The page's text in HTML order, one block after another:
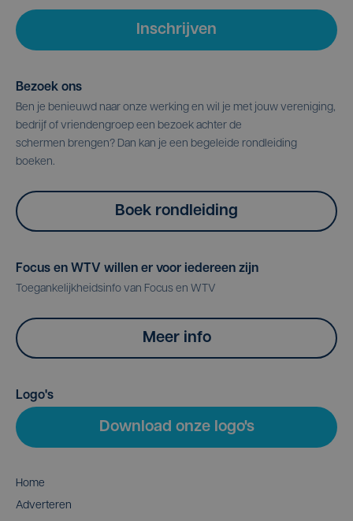
Inschrijven
Bezoek ons
Ben je benieuwd naar onze werking en wil je met jouw vereniging,
bedrijf of vriendengroep een bezoek achter de
schermen brengen? Dan kan je een begeleide rondleiding
boeken.
Boek rondleiding
Focus en WTV willen er voor iedereen zijn
Toegankelijkheidsinfo van Focus en WTV
Meer info
Logo's
Download onze logo's
Home
Adverteren